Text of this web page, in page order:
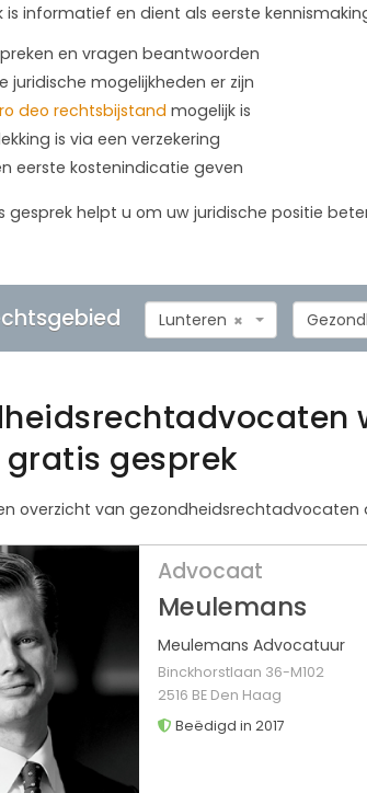
is informatief en dient als eerste
en vragen beantwoorden
juridische mogelijkheden er zijn
deo rechtsbijstand mogelijk is
is via een verzekering
eerste kostenindicatie geven
gesprek helpt u om uw juridische positie
×
Lunteren
gesprek
overzicht van gezondheidsrechtadvocaten
Advocaat
Meulemans
Meulemans Advocatuur
Binckhorstlaan 36-M102
2516 BE Den Haag
Beëdigd in 2017